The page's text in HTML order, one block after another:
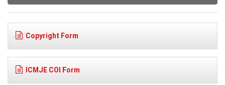
Copyright Form
ICMJE COI Form